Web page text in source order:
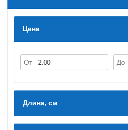
Цена
От До
Длина, см